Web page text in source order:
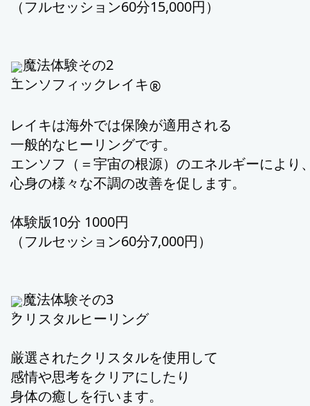
（フルセッション60分15,000円）
魔法体験その2
エンソフィックレイキ®︎
レイキは海外では保険が適用される
一般的なヒーリングです。
エンソフ（＝宇宙の根源）のエネルギーにより
心身の様々な不調の改善を促します。
体験版10分 1000円
（フルセッション60分7,000円）
魔法体験その3
クリスタルヒーリング
厳選されたクリスタルを使用して
感情や思考をクリアにしたり
身体の癒しを行います。